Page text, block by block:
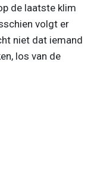
de laatste klim
volgt er
niet dat iemand
los van de